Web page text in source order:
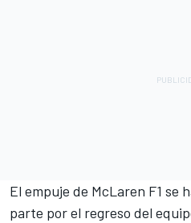
El empuje de McLaren F1 se
parte por el regreso del